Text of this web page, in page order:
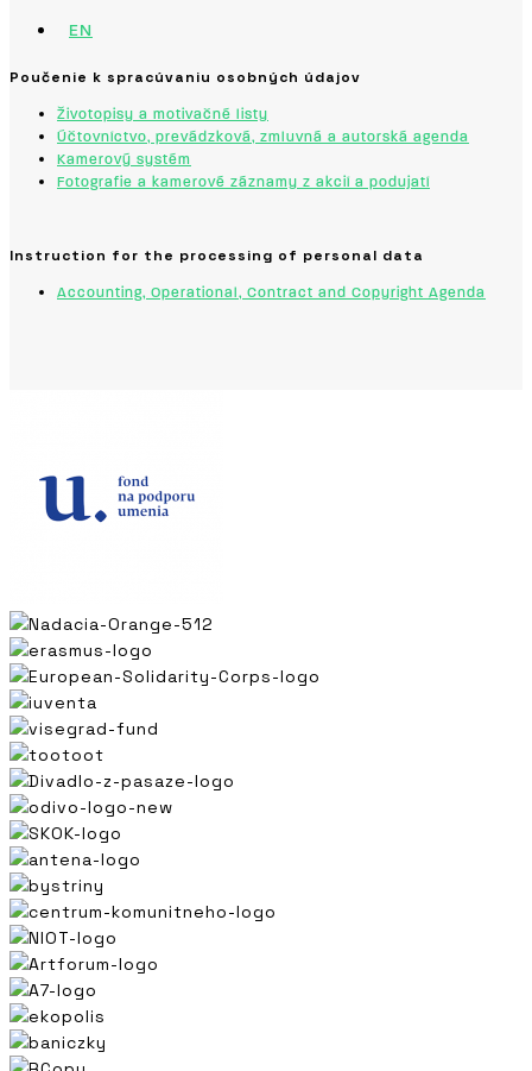
EN
Poučenie k spracúvaniu osobných údajov
Životopisy a motivačné listy
Účtovníctvo, prevádzková, zmluvná a autorská agenda
Kamerový systém
Fotografie a kamerové záznamy z akcií a podujatí
Instruction for the processing of personal data
Accounting, Operational, Contract and Copyright Agenda